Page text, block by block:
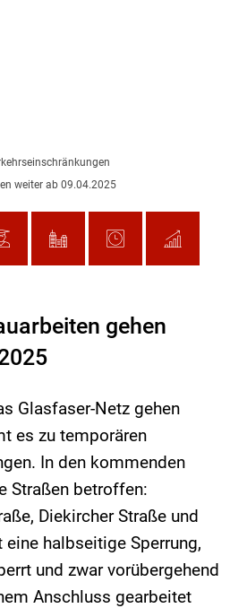
weiter ab 09.04.2025
gehen
Glasfaser-Netz gehen
es zu temporären
In den kommenden
Straßen betroffen:
Diekircher Straße und
halbseitige Sperrung,
und zwar vorübergehend
Anschluss gearbeitet